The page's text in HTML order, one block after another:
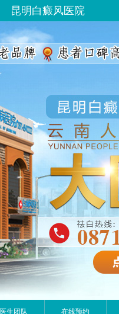
昆明白癜风医院
医生团队 在线预约